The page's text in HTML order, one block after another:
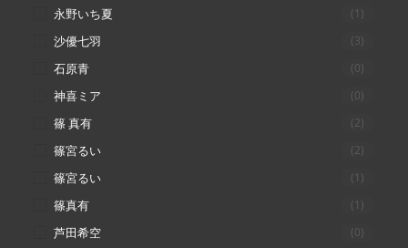
永野いち夏 (1)
沙優七羽 (3)
石原青 (0)
神喜ミア (0)
篠 真有 (2)
篠宮るい (2)
篠宮るい (1)
篠真有 (1)
芦田希空 (0)